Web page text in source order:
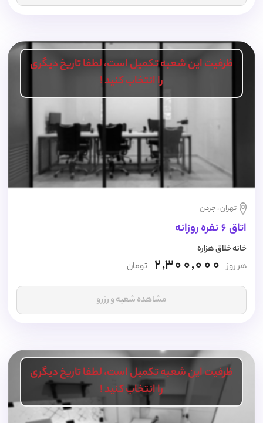
ظرفیت این شعبه تکمیل است، لطفا تاریخ دیگری
را انتخاب کنید !
تهران ، جردن
اتاق 6 نفره روزانه
خانه خلاق هزاره
هر روز 2,300,000 تومان
مشاهده شعبه و رزرو
ظرفیت این شعبه تکمیل است، لطفا تاریخ دیگری
را انتخاب کنید !